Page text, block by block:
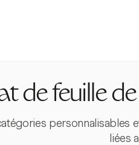
de feuille
liées